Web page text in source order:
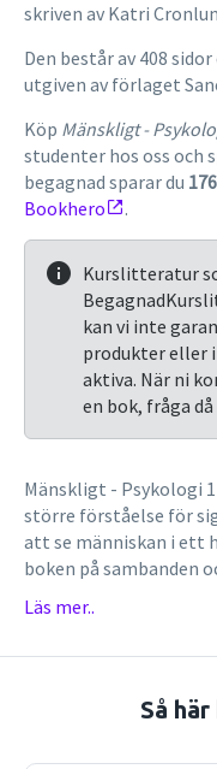
skriven av Katri
Den består av 408
utgiven av förlaget
Köp Mänskligt -
studenter hos oss och
begagnad sparar du
Bookhero
.
Kurslitteratur
kan vi inte
produkter eller
aktiva. När ni
en bok, fråga
Mänskligt - Psykologi
större förståelse för
att se människan i ett
boken på sambanden
sammanhang som är
förståelsen finns både
historiska produkter.
teorier utifrån den tid
Läs mer..
Så